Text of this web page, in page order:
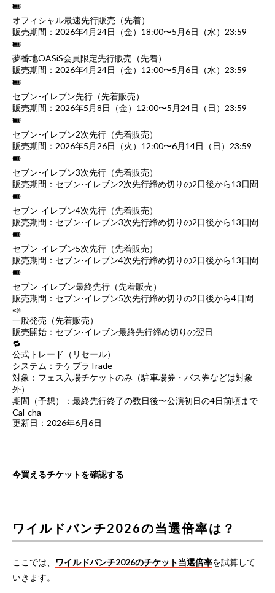
🎟
オフィシャル最速先行販売（先着）
販売期間：2026年4月24日（金）18:00〜5月6日（水）23:59
🎟
夢番地OASiS会員限定先行販売（先着）
販売期間：2026年4月24日（金）12:00〜5月6日（水）23:59
🎟
セブン-イレブン先行（先着販売）
販売期間：2026年5月8日（金）12:00〜5月24日（日）23:59
🎟
セブン-イレブン2次先行（先着販売）
販売期間：2026年5月26日（火）12:00〜6月14日（日）23:59
🎟
セブン-イレブン3次先行（先着販売）
販売期間：セブン-イレブン2次先行締め切りの2日後から13日間
🎟
セブン-イレブン4次先行（先着販売）
販売期間：セブン-イレブン3次先行締め切りの2日後から13日間
🎟
セブン-イレブン5次先行（先着販売）
販売期間：セブン-イレブン4次先行締め切りの2日後から13日間
🎟
セブン-イレブン最終先行（先着販売）
販売期間：セブン-イレブン5次先行締め切りの2日後から4日間
📣
一般発売（先着販売）
販売開始：セブン-イレブン最終先行締め切りの翌日
🔁
公式トレード（リセール）
システム：チケプラTrade
対象：フェス入場チケットのみ（駐車場券・バス券などは対象
外）
期間（予想）：最終先行終了の数日後〜公演初日の4日前頃まで
Cal-cha
更新日：2026年6月6日
今買えるチケットを確認する
ワイルドバンチ2026の当選倍率は？
ここでは、 ワイルドバンチ2026のチケット当選倍率を試算して
いきます。